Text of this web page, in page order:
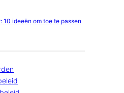
10 ideeën om toe te passen